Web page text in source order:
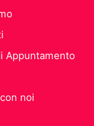
Appuntamento
noi